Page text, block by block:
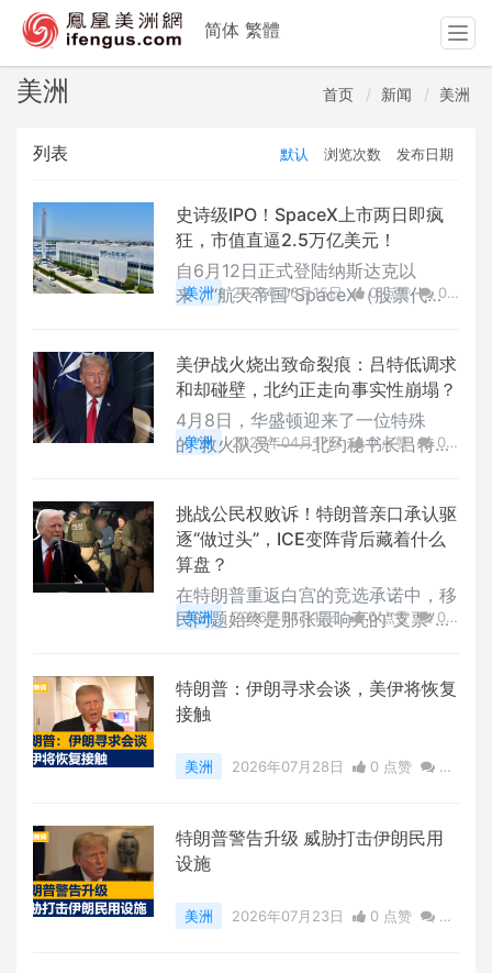
美洲 首页 新闻 美洲
列表 默认 浏览次数 发布日期
史诗级IPO！SpaceX上市两日即疯
狂，市值直逼2.5万亿美元！
自6月12日正式登陆纳斯达克以
来，“航天帝国”SpaceX（股票代
上规模最大的IPO，其连续两个交易
日的强劲走势，更是将这股“航天
热”推向了顶峰。
美洲 2026年06月15日 0 点赞
0
美伊战火烧出致命裂痕：吕特低调求
和却碰壁，北约正走向事实性崩塌？
4月8日，华盛顿迎来了一位特殊
的“救火队员”——北约秘书长吕特。
日益高涨的怒火。
美洲 2026年04月17日 0 点赞
0
挑战公民权败诉！特朗普亲口承认驱
逐“做过头”，ICE变阵背后藏着什么
算盘？
在特朗普重返白宫的竞选承诺中，移
民问题始终是那张最响亮的“支票”。
迫在法律、民意和即将到来的中期选
举面前，放慢他那浩浩荡荡的驱逐脚
美洲 2026年04月17日 0 点赞
0
特朗普：伊朗寻求会谈，美伊将恢复
接触
美洲 2026年07月28日 0 点赞
0
特朗普警告升级 威胁打击伊朗民用
设施
美洲 2026年07月23日 0 点赞
0
简体 繁體
T
o
g
g
e
a
i
o
n